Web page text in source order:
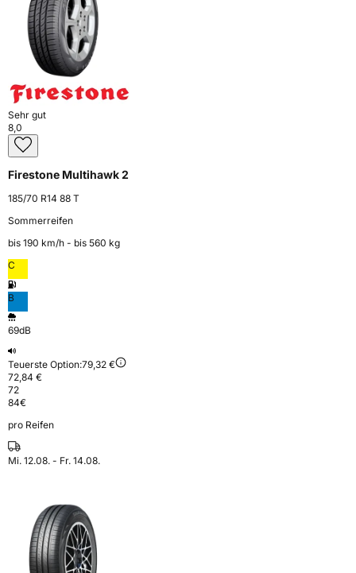
Sehr gut
8,0
Firestone Multihawk 2
185/70 R14 88 T
Sommerreifen
bis 190 km⁠/⁠h - bis 560 kg
C
B
69dB
Teuerste Option:79,32 €
72,84 €
72
84€
pro Reifen
Mi. 12.08. - Fr. 14.08.